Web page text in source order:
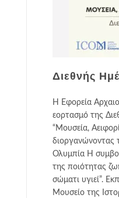
Διεθνής
Η Εφορεία
εορτασμό της
“Μουσεία,
διοργανώνοντας
Ολυμπία Η
της ποιότητας
σώματι υγιεί”.
Μουσείο της